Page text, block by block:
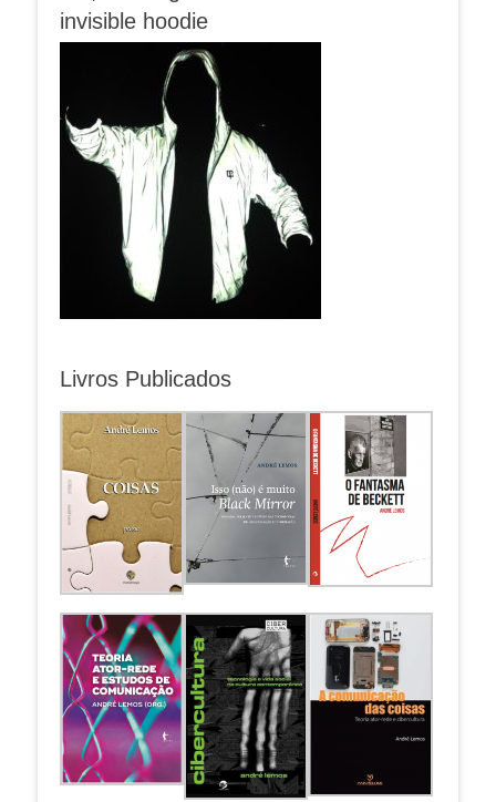
invisible hoodie
Livros Publicados